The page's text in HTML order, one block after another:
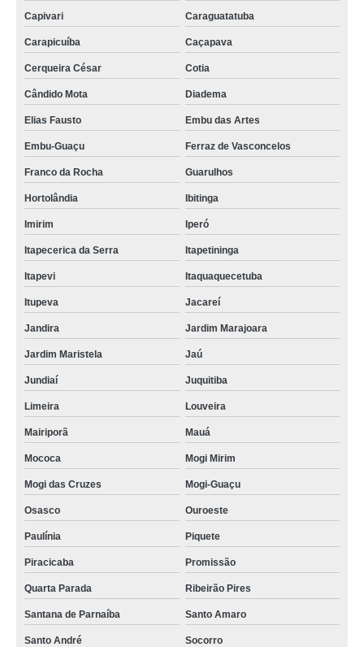
Capivari Caraguatatuba
Carapicuíba Caçapava
Cerqueira César Cotia
Cândido Mota Diadema
Elias Fausto Embu das Artes
Embu-Guaçu Ferraz de Vasconcelos
Franco da Rocha Guarulhos
Hortolândia Ibitinga
Imirim Iperó
Itapecerica da Serra Itapetininga
Itapevi Itaquaquecetuba
Itupeva Jacareí
Jandira Jardim Marajoara
Jardim Maristela Jaú
Jundiaí Juquitiba
Limeira Louveira
Mairiporã Mauá
Mococa Mogi Mirim
Mogi das Cruzes Mogi-Guaçu
Osasco Ouroeste
Paulínia Piquete
Piracicaba Promissão
Quarta Parada Ribeirão Pires
Santana de Parnaíba Santo Amaro
Santo André Socorro